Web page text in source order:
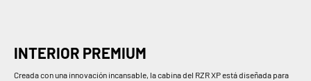
INTERIOR PREMIUM
Creada con una innovación incansable, la cabina del RZR XP está diseñada para